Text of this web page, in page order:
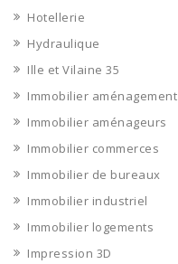
Hotellerie
Hydraulique
Ille et Vilaine 35
Immobilier aménagement
Immobilier aménageurs
Immobilier commerces
Immobilier de bureaux
Immobilier industriel
Immobilier logements
Impression 3D